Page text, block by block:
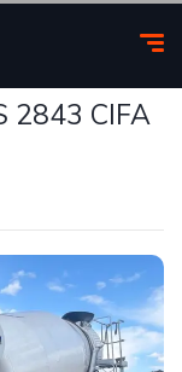
2843 CIFA